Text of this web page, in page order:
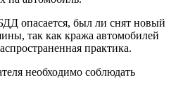
опасается, был ли снят новый
так как кража автомобилей
практика.
необходимо соблюдать